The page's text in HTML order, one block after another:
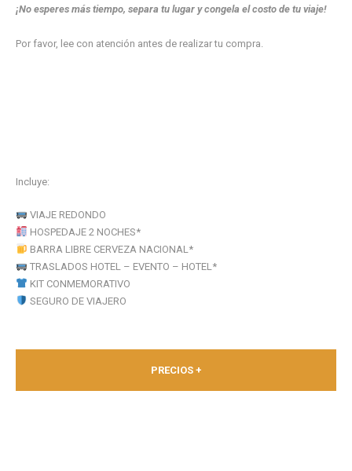
¡No esperes más tiempo, separa tu lugar y congela el costo de tu viaje!
Por favor, lee con atención antes de realizar tu compra.
Incluye:
VIAJE REDONDO
HOSPEDAJE 2 NOCHES*
BARRA LIBRE CERVEZA NACIONAL*
TRASLADOS HOTEL – EVENTO – HOTEL*
KIT CONMEMORATIVO
SEGURO DE VIAJERO
PRECIOS +